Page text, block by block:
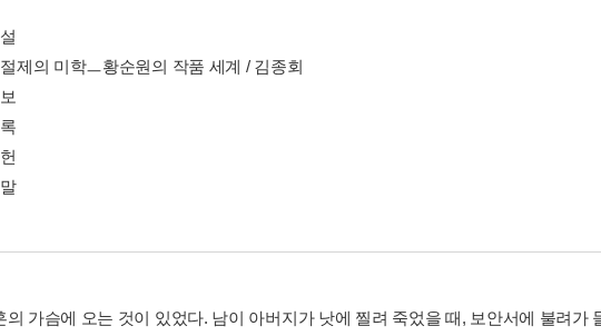
제의 미학ㅡ황순원의 작품 세계 / 김종회
의 가슴에 오는 것이 있었다. 남이 아버지가 낫에 찔려 죽었을 때, 보안서에 불려가